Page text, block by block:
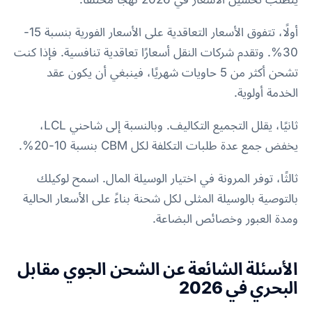
أولًا، تتفوق الأسعار التعاقدية على الأسعار الفورية بنسبة 15-
30%. وتقدم شركات النقل أسعارًا تعاقدية تنافسية. فإذا كنت
تشحن أكثر من 5 حاويات شهريًا، فينبغي أن يكون عقد
الخدمة أولوية.
ثانيًا، يقلل التجميع التكاليف. وبالنسبة إلى شاحني LCL،
يخفض جمع عدة طلبات التكلفة لكل CBM بنسبة 10-20%.
ثالثًا، توفر المرونة في اختيار الوسيلة المال. اسمح لوكيلك
بالتوصية بالوسيلة المثلى لكل شحنة بناءً على الأسعار الحالية
ومدة العبور وخصائص البضاعة.
الأسئلة الشائعة عن الشحن الجوي مقابل
البحري في 2026